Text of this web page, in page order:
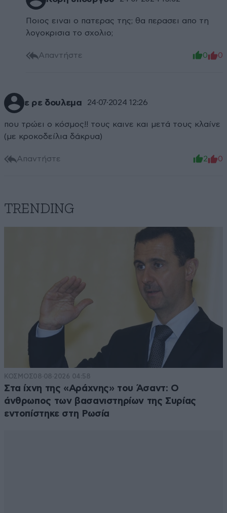
Ποιος ειναι ο πατερας της; θα περασει απο τη
λογοκρισια το σχολιο;
Απαντήστε 0 0
ε ρε δουλεμα 24·07·2024 12:26
που τρώει ο κόσμος!! τους καινε και μετά τους κλαίνε
(με κροκοδείλια δάκρυα)
Απαντήστε 2 0
TRENDING
ΚΟΣΜΟΣ08·08·2026 04:58
Στα ίχνη της «Αράχνης» του Άσαντ: Ο
άνθρωπος των βασανιστηρίων της Συρίας
εντοπίστηκε στη Ρωσία